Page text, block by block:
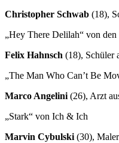
Christopher Schwab (18),
„Hey There Delilah“ von den
Felix Hahnsch (18), Schüler
„The Man Who Can’t Be
Marco Angelini (26), Arzt
„Stark“ von Ich & Ich
Marvin Cybulski (30),